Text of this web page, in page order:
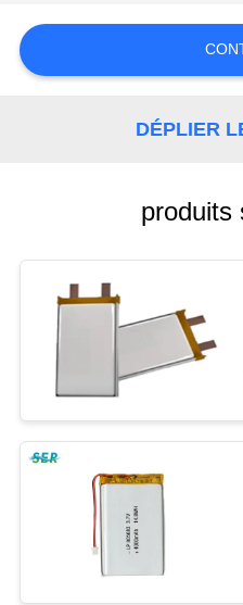
DEMANDEZ
UNE
CITATION
SITE
PRIVACY
POLICY
DÉPLIER
produits